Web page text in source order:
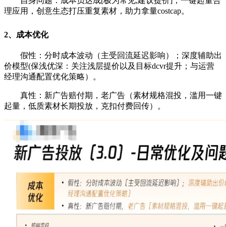
理应用，创意生态打压重复素材，助力拿量costcap。
2、成本优化
假性：分时成本波动（主受回流延迟影响）；深度辅助出
价模型(保浅优深：关注浅层提价以及目标dcvr提升；与运营
经理沟通配置优化策略）。
真性：新广告赔付期，老广告（素材规格混投，滥用一键
起量，低质素材长期投放，克扣付费回传）。